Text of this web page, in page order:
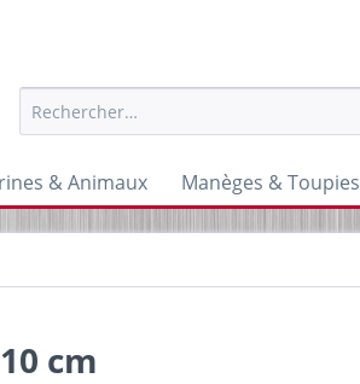
& Animaux Manèges & Toupies
cm